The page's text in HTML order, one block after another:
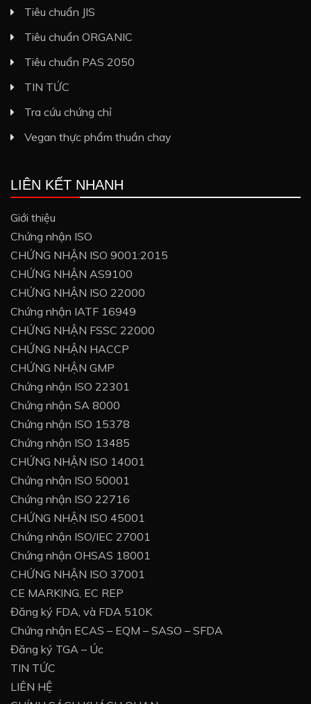
Tiêu chuẩn JIS
Tiêu chuẩn ORGANIC
Tiêu chuẩn PAS 2050
TIN TỨC
Tra cứu chứng chỉ
Vegan thực phẩm thuần chay
LIÊN KẾT NHANH
Giới thiệu
Chứng nhận ISO
CHỨNG NHẬN ISO 9001:2015
CHỨNG NHẬN AS9100
CHỨNG NHẬN ISO 22000
Chứng nhận IATF 16949
CHỨNG NHẬN FSSC 22000
CHỨNG NHẬN HACCP
CHỨNG NHẬN GMP
Chứng nhận ISO 22301
Chứng nhận SA 8000
Chứng nhận ISO 15378
Chứng nhận ISO 13485
CHỨNG NHẬN ISO 14001
Chứng nhận ISO 50001
Chứng nhận ISO 22716
CHỨNG NHẬN ISO 45001
Chứng nhận ISO/IEC 27001
Chứng nhận OHSAS 18001
CHỨNG NHẬN ISO 37001
CE MARKING, EC REP
Đăng ký FDA, và FDA 510K
Chứng nhận ECAS – EQM – SASO – SFDA
Đăng ký TGA – Úc
TIN TỨC
LIÊN HỆ